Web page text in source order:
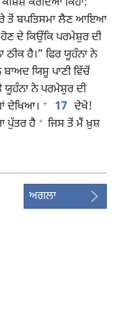
ਕਰਦਿਆਂ ਕਿਹਾ:
ਤੋਂ ਬਪਤਿਸਮਾ ਲੈਣ ਆਇਆ
ਦੇ ਕਿਉਂਕਿ ਪਰਮੇਸ਼ੁਰ ਦੀ
ਠੀਕ ਹੈ।” ਫਿਰ ਯੂਹੰਨਾ ਨੇ
ਯਿਸੂ ਪਾਣੀ ਵਿੱਚੋਂ
ਯੂਹੰਨਾ ਨੇ ਪਰਮੇਸ਼ੁਰ ਦੀ
ਦੇਖਿਆ। + 17 ਦੇਖੋ!
ਪੁੱਤਰ ਹੈ + ਜਿਸ ਤੋਂ ਮੈਂ ਖ਼ੁਸ਼
ਅਗਲਾ